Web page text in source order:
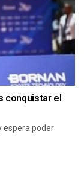
conquistar el
espera poder